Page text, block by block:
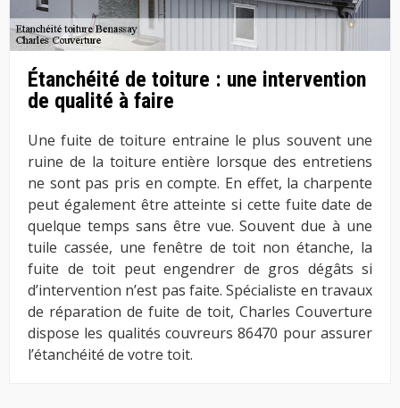
Étanchéité de toiture : une intervention
de qualité à faire
Une fuite de toiture entraine le plus souvent une
ruine de la toiture entière lorsque des entretiens
ne sont pas pris en compte. En effet, la charpente
peut également être atteinte si cette fuite date de
quelque temps sans être vue. Souvent due à une
tuile cassée, une fenêtre de toit non étanche, la
fuite de toit peut engendrer de gros dégâts si
d’intervention n’est pas faite. Spécialiste en travaux
de réparation de fuite de toit, Charles Couverture
dispose les qualités couvreurs 86470 pour assurer
l’étanchéité de votre toit.